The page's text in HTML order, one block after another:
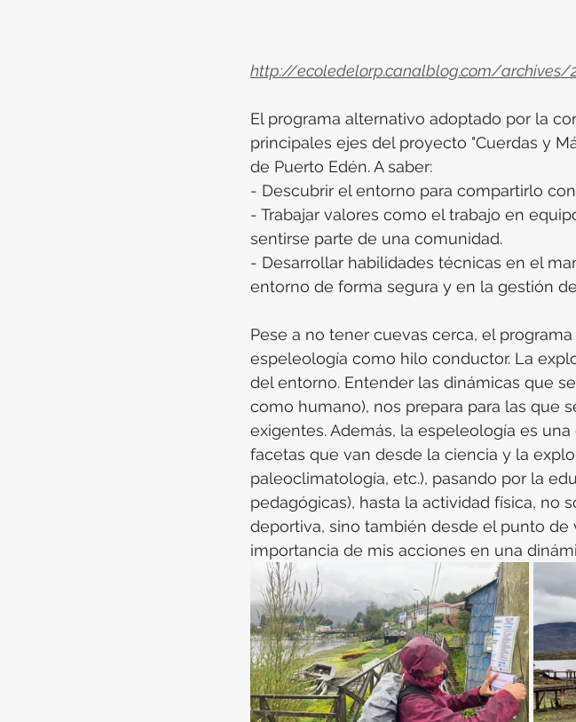
http://ecoledelorp.canalblog.com/archives/
El programa alternativo adoptado por la
principales ejes del proyecto "Cuerdas y
de Puerto Edén. A saber:
- Descubrir el entorno para compartirlo
- Trabajar valores como el trabajo en
sentirse parte de una comunidad.
- Desarrollar habilidades técnicas en el
entorno de forma segura y en la gestión
Pese a no tener cuevas cerca, el
espeleología como hilo conductor. La
del entorno. Entender las dinámicas que
como humano), nos prepara para las que
exigentes. Además, la espeleología es
facetas que van desde la ciencia y la
paleoclimatología, etc.), pasando por la
pedagógicas), hasta la actividad física, no
deportiva, sino también desde el punto
importancia de mis acciones en una